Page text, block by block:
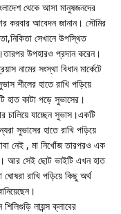
থেকে আসা মানুষজনদের
করবার আবেদন জানান। সৌমির
সেখানে উপস্থিত
উপহারও প্রদান করেন।
নামের সংস্থা বিধান মার্কেটে
শীলের হাতে রাখি পড়িয়ে
হাত কাটা পড়ে সুভাসের।
চালিয়ে যাচ্ছেন সুভাস।একটি
সুভাসের হাতে রাখি পড়িয়ে
নেই , মা নিখোঁজ তারপরও এক
আর সেই ছোট ভাইটি এখন হাত
রাখি পড়িয়ে কিছু অর্থ
লায়ন্স ক্লাবের